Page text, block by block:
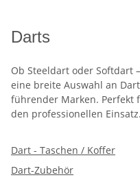
Darts
Ob Steeldart oder Softdart
eine breite Auswahl an
führender Marken. Perfekt
den professionellen Einsatz.
Dart - Taschen / Koffer
Dart-Zubehör